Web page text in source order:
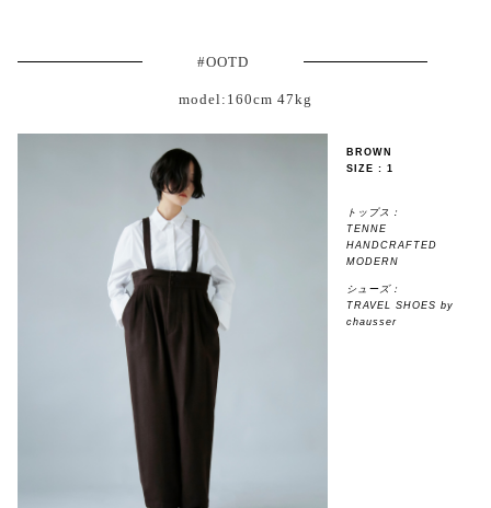
#OOTD
model:160cm 47kg
BROWN
SIZE : 1
トップス：
TENNE
HANDCRAFTED
MODERN
シューズ：
TRAVEL SHOES by
chausser